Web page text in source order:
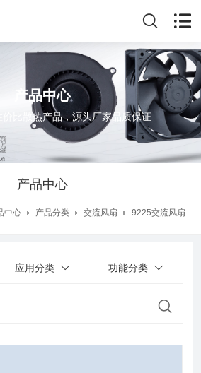
产品中心
比散热产品，源头厂家品质保证
产品中心
中心 产品分类 交流风扇 9225交流风扇
应用分类 功能分类